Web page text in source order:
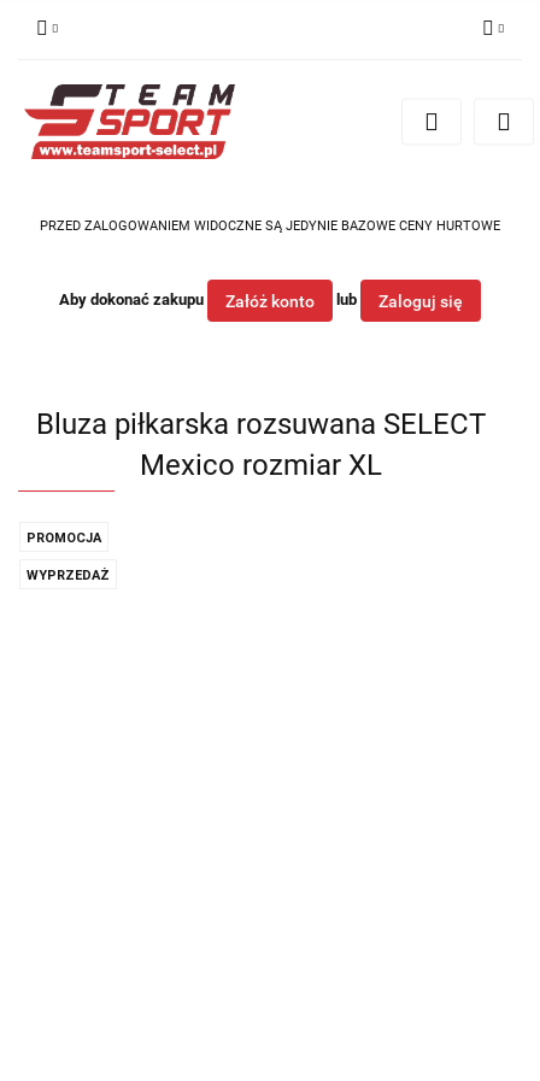
Zarejestruj się
PRZED ZALOGOWANIEM WIDOCZNE SĄ JEDYNIE BAZOWE CENY HURTOWE
Aby dokonać zakupu Załóż konto lub Zaloguj się
Bluza piłkarska rozsuwana SELECT
Mexico rozmiar XL
PROMOCJA
WYPRZEDAŻ